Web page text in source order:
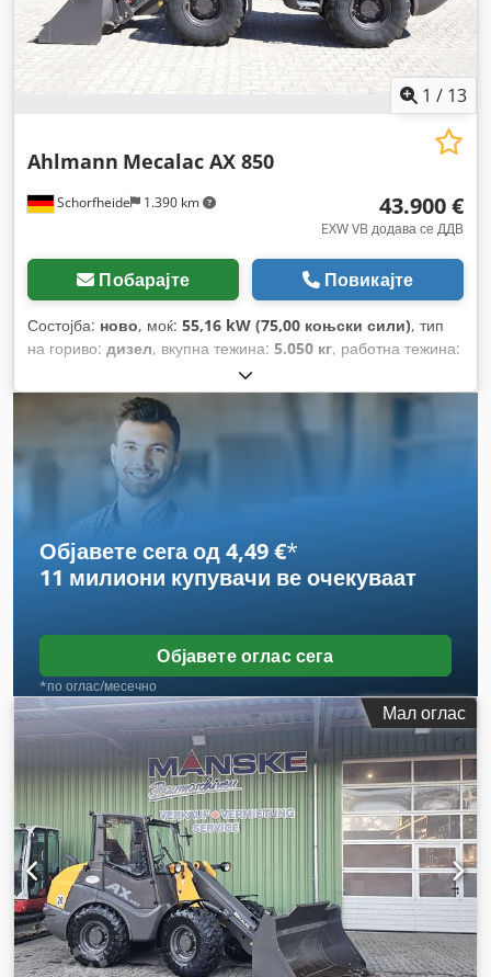
1 / 13
Schorfheide 1.390 km
Ahlmann Mecalac AX 850
43.900 €
EXW VB додава се ДДВ
Побарајте Повикајте
Состојба: ново, моќ: 55,16 kW (75,00 коњски сили), тип
на гориво: дизел, вкупна тежина: 5.050 кг, работна тежина:
, Година на изградба:2023
број на машина/возило:685239865, Опрема:4-во-1
лопата, UVV безбедносна проверка, кабина, палетни
виљушки, погон на сите тркала, стандардна лопата
Објавете сега од 4,49 €*
11 милиони купувачи ве очекуваат
Објавете оглас сега
*по оглас/месечно
Мал оглас